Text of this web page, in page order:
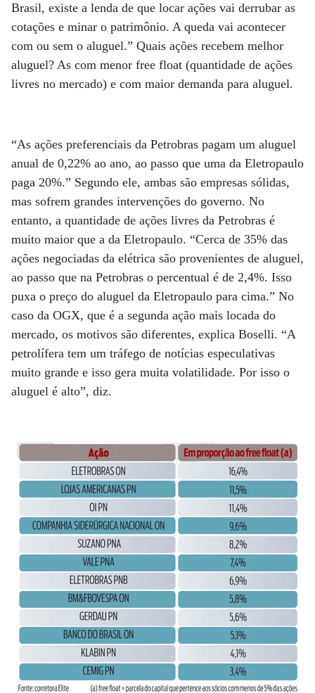
Brasil, existe a lenda de que locar ações vai derrubar as
cotações e minar o patrimônio. A queda vai acontecer
com ou sem o aluguel.” Quais ações recebem melhor
aluguel? As com menor free float (quantidade de ações
livres no mercado) e com maior demanda para aluguel.
“As ações preferenciais da Petrobras pagam um aluguel
anual de 0,22% ao ano, ao passo que uma da Eletropaulo
paga 20%.” Segundo ele, ambas são empresas sólidas,
mas sofrem grandes intervenções do governo. No
entanto, a quantidade de ações livres da Petrobras é
muito maior que a da Eletropaulo. “Cerca de 35% das
ações negociadas da elétrica são provenientes de aluguel,
ao passo que na Petrobras o percentual é de 2,4%. Isso
puxa o preço do aluguel da Eletropaulo para cima.” No
caso da OGX, que é a segunda ação mais locada do
mercado, os motivos são diferentes, explica Boselli. “A
petrolífera tem um tráfego de notícias especulativas
muito grande e isso gera muita volatilidade. Por isso o
aluguel é alto”, diz.